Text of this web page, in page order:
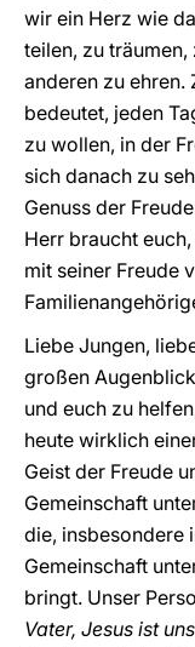
wir ein Herz wie
teilen, zu
anderen zu ehren.
bedeutet, jeden
zu wollen, in der
sich danach zu
Genuss der
Herr braucht
mit seiner Freude
Liebe Jungen,
großen
und euch zu
heute wirklich
Geist der Freude
Gemeinschaft
die, insbesondere
Gemeinschaft
bringt. Unser
Vater, Jesus ist